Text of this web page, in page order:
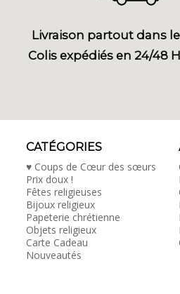
Livraison partout dans
Colis expédiés en 24/48
CATÉGORIES
♥ Coups de Cœur des sœurs
Prix doux !
Fêtes religieuses
Bijoux religieux
Papeterie chrétienne
Objets religieux
Carte Cadeau
Nouveautés